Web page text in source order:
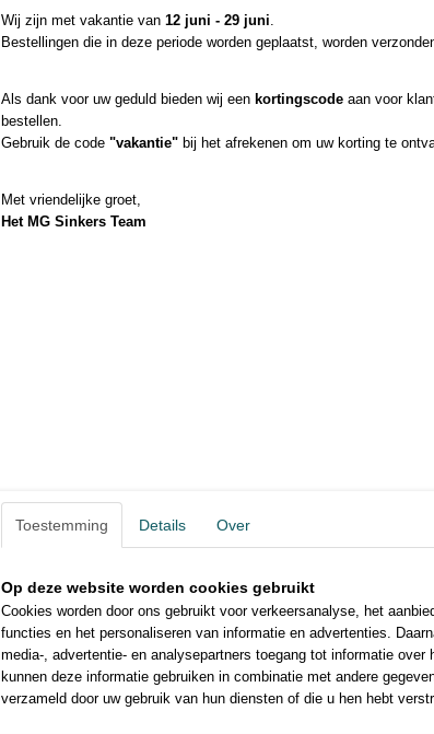
Specificaties
Netto gewicht
Bruto gewicht
Wij zijn met vakantie van 12 juni - 29 juni.
Bestellingen die in deze periode worden geplaatst, worden
Als dank voor uw geduld bieden wij een kortingscode aan voor
bestellen.
Gebruik de code "vakantie" bij het afrekenen om uw korting te
Met vriendelijke groet,
Het MG Sinkers Team
Toestemming Details Over
Op deze website worden cookies gebruikt
Cookies worden door ons gebruikt voor verkeersanalyse, het
functies en het personaliseren van informatie en advertenties.
media-, advertentie- en analysepartners toegang tot informatie over
kunnen deze informatie gebruiken in combinatie met andere
verzameld door uw gebruik van hun diensten of die u hen hebt